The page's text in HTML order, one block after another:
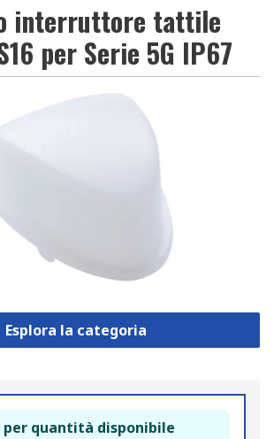
interruttore tattile
per Serie 5G IP67
Esplora la categoria
per quantità disponibile